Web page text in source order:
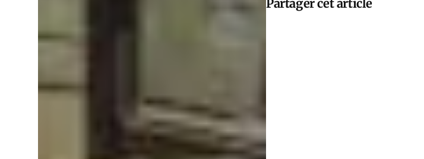
Partager cet article